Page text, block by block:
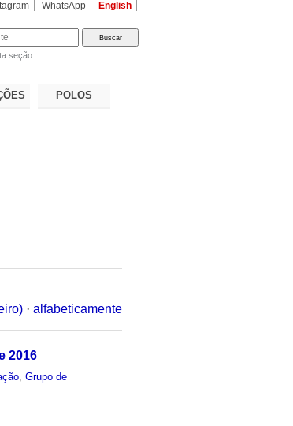
WhatsApp English
seção
POLOS
· alfabeticamente
2016
,Grupo de